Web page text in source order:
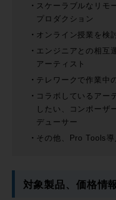
スケーラブルなリモ
プロダクション
オンライン授業を検
エンジニアとの相互
アーティスト
テレワークで作業中
コラボしているアー
したい、コンポーザ
デューサー
その他、Pro Tools
対象製品、価格情